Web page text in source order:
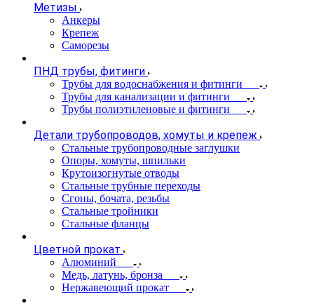
Метизы
Анкеры
Крепеж
Саморезы
ПНД трубы, фитинги
Трубы для водоснабжения и фитинги
Трубы для канализации и фитинги
Трубы полиэтиленовые и фитинги
Детали трубопроводов, хомуты и крепеж
Стальные трубопроводные заглушки
Опоры, хомуты, шпильки
Крутоизогнутые отводы
Стальные трубные переходы
Сгоны, бочата, резьбы
Стальные тройники
Стальные фланцы
Цветной прокат
Алюминий
Медь, латунь, бронза
Нержавеющий прокат